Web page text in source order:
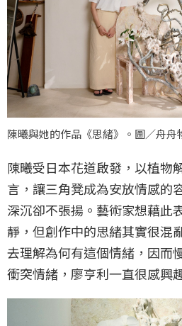
陳曦與她的作品《思緒》。圖／舟舟
陳曦受日本花道啟發，以植物
言，讓三角凳成為安放情感的
深沉卻不張揚。藝術家想藉此
靜，但創作中的思緒其實很混
去理解為何有這個情緒，因而
衝突情緒，廖亨利一直很感興